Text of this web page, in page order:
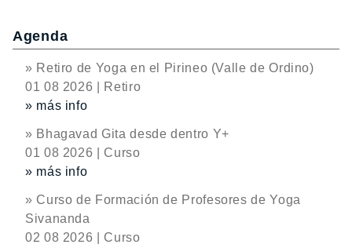
Agenda
» Retiro de Yoga en el Pirineo (Valle de Ordino)
01 08 2026 | Retiro
» más info
» Bhagavad Gita desde dentro Y+
01 08 2026 | Curso
» más info
» Curso de Formación de Profesores de Yoga
Sivananda
02 08 2026 | Curso